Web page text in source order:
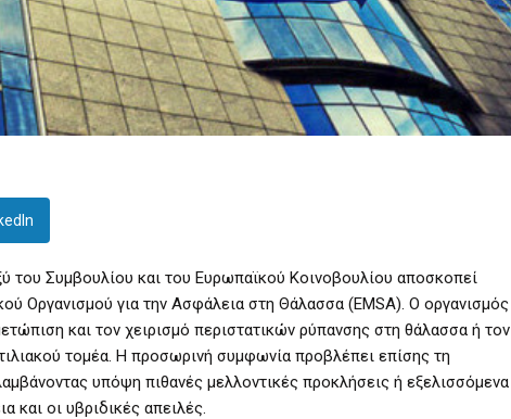
του Συμβουλίου και του Ευρωπαϊκού Κοινοβουλίου αποσκοπεί
Οργανισμού για την Ασφάλεια στη Θάλασσα (EMSA). Ο οργανισμός
και τον χειρισμό περιστατικών ρύπανσης στη θάλασσα ή τον
τομέα. Η προσωρινή συμφωνία προβλέπει επίσης τη
υπόψη πιθανές μελλοντικές προκλήσεις ή εξελισσόμενα
οι υβριδικές απειλές.